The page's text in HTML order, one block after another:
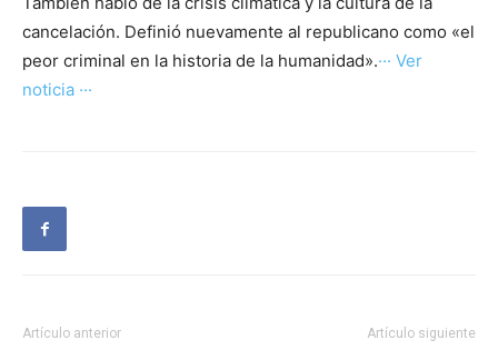
cancelación. Definió nuevamente al republicano como «el
peor criminal en la historia de la humanidad».··· Ver
noticia ···
Artículo anterior Artículo siguiente